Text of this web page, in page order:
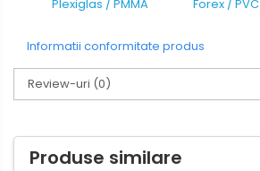
Plexiglas / PMMA
Forex / PVC
Informatii conformitate produs
Review-uri (0)
Produse similare